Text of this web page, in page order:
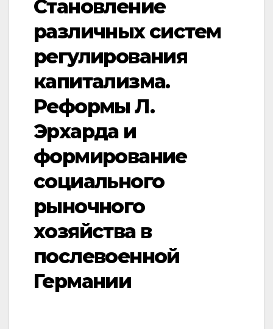
Становление
различных систем
регулирования
капитализма.
Реформы Л.
Эрхарда и
формирование
социального
рыночного
хозяйства в
послевоенной
Германии